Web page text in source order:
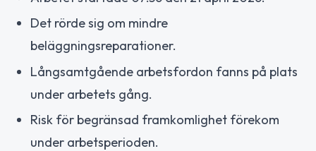
Det rörde sig om mindre
beläggningsreparationer.
Långsamtgående arbetsfordon fanns på plats
under arbetets gång.
Risk för begränsad framkomlighet förekom
under arbetsperioden.